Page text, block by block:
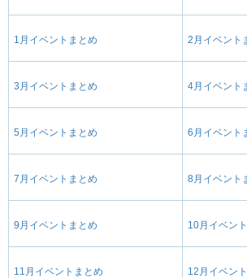
1月イベントまとめ 2月イベント
3月イベントまとめ 4月イベント
5月イベントまとめ 6月イベント
7月イベントまとめ 8月イベント
9月イベントまとめ 10月イベン
11月イベントまとめ 12月イベン